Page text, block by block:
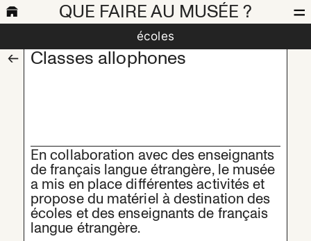
QUE FAIRE AU MUSÉE ?
écoles
Classes allophones
En collaboration avec des enseignants
de français langue étrangère, le musée
a mis en place différentes activités et
propose du matériel à destination des
écoles et des enseignants de français
langue étrangère.